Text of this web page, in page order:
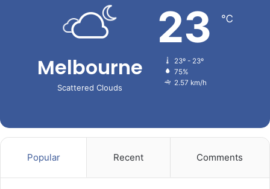
Melbourne
Scattered Clouds
23 ℃
23º - 23º
75%
2.57 km/h
Popular Recent Comments